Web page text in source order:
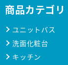
商品カテゴリ
ユニットバス
洗面化粧台
キッチン